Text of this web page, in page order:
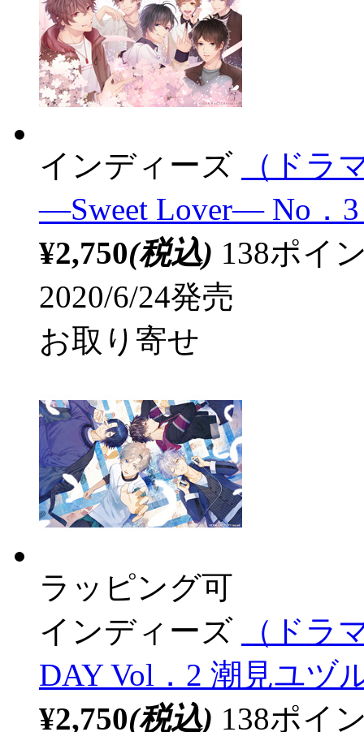
インディーズ
（ドラ
―Sweet Lover― No．
¥2,750(税込) 138ポイ
2020/6/24発売
お取り寄せ
ラッピング可
インディーズ
（ドラ
DAY Vol．2 潮見ユヅ
¥2,750(税込) 138ポイ